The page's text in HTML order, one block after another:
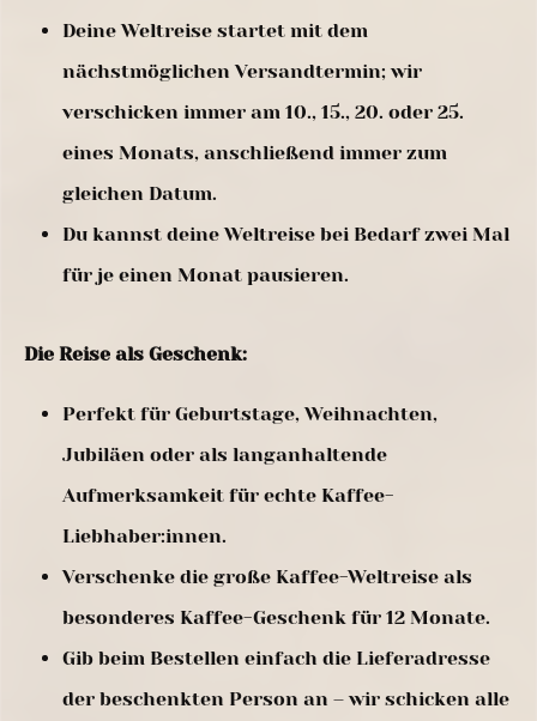
Deine Weltreise startet mit dem
nächstmöglichen Versandtermin; wir
verschicken immer am 10., 15., 20. oder 25.
eines Monats, anschließend immer zum
gleichen Datum.
Du kannst deine Weltreise bei Bedarf zwei Mal
für je einen Monat pausieren.
Die Reise als Geschenk:
Perfekt für Geburtstage, Weihnachten,
Jubiläen oder als langanhaltende
Aufmerksamkeit für echte Kaffee-
Liebhaber:innen.
Verschenke die große Kaffee-Weltreise als
besonderes Kaffee-Geschenk für 12 Monate.
Gib beim Bestellen einfach die Lieferadresse
der beschenkten Person an – wir schicken alle